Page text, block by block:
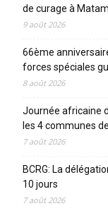
de curage à Matam
9 août 2026
66ème
forces spéciales
8 août 2026
Journée africaine
les 4 communes
7 août 2026
BCRG: La
10 jours
7 août 2026